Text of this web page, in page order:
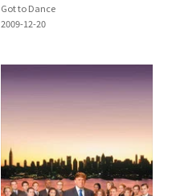
Got to Dance
2009-12-20